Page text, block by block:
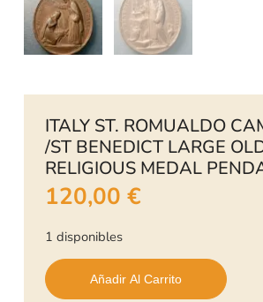
ITALY ST. ROMUALDO
/ST BENEDICT LARGE
RELIGIOUS MEDAL
120,00 €
1 disponibles
Añadir Al Carrito